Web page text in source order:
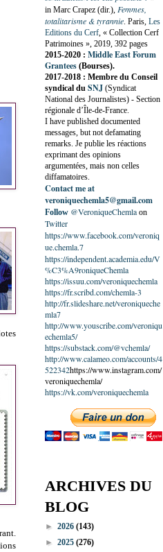
in Marc Crapez (dir.), Femmes,
totalitarisme & tyrannie. Paris, Les
Editions du Cerf, « Collection Cerf
Patrimoines », 2019, 392 pages
2015-2020 : Middle East Forum
Grantees (Bourses).
2017-2018 : Membre du Conseil
syndical du SNJ (Syndicat
National des Journalistes) - Section
régionale d’Île-de-France.
I have published documented
messages, but not defamating
remarks. Je publie les réactions
exprimant des opinions
argumentées, mais non celles
diffamatoires.
Contact me at
veroniquechemla5@gmail.com
Follow @VeroniqueChemlaon
Twitter
https://www.facebook.com/veroniq
ue.chemla.7
https://independent.academia.edu/V
%C3%A9roniqueChemla
https://issuu.com/veroniquechemla
https://fr.scribd.com/chemla-3
http://fr.slideshare.net/veroniqueche
mla7
http://www.youscribe.com/veroniqu
echemla5/
https://substack.com/@vchemla/
http://www.calameo.com/accounts/4
522342https://www.instagram.com/
veroniquechemla/
https://vk.com/veroniquechemla
ARCHIVES DU
BLOG
► 2026 (143)
► 2025 (276)